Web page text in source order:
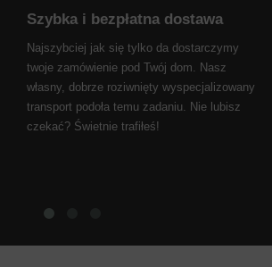
Szybka i bezpłatna dostawa
Najszybciej jak się tylko da dostarczymy
twoje zamówienie pod Twój dom. Nasz
własny, dobrze roziwnięty wyspecjalizowany
transport podoła temu zadaniu. Nie lubisz
czekać? Świetnie trafiłeś!